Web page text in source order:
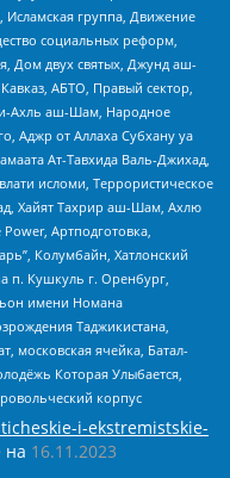
группа, Движение
социальных реформ,
Дом двух святых, Джунд аш-
АБТО, Правый сектор,
Ахль аш-Шам, Народное
Аджр от Аллаха Субхану уа
Ат-Тавхида Валь-Джихад,
исломи, Террористическое
Хайят Тахрир аш-Шам, Ахлю
Артподготовка,
Колумбайн, Хатлонский
п. Кушкуль г. Оренбург,
имени Номана
Таджикистана,
московская ячейка, Батал-
Которая Улыбается,
корпус
i-ekstremistskie-
на 16.11.2023